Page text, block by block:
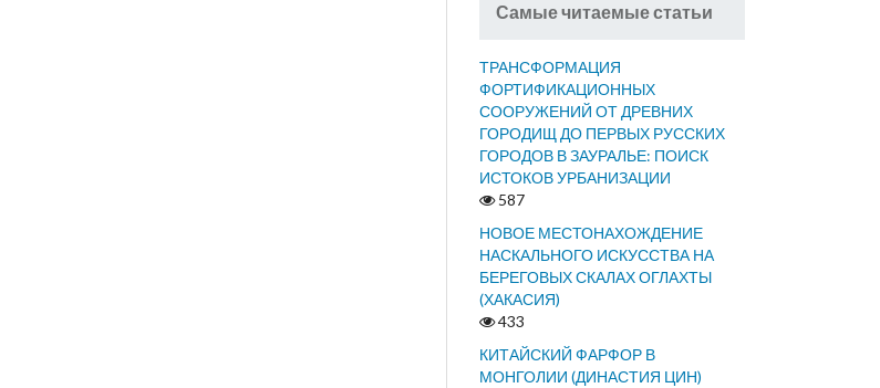
Самые читаемые статьи
ТРАНСФОРМАЦИЯ
ФОРТИФИКАЦИОННЫХ
СООРУЖЕНИЙ ОТ ДРЕВНИХ
ГОРОДИЩ ДО ПЕРВЫХ РУССКИХ
ГОРОДОВ В ЗАУРАЛЬЕ: ПОИСК
ИСТОКОВ УРБАНИЗАЦИИ
587
НОВОЕ МЕСТОНАХОЖДЕНИЕ
НАСКАЛЬНОГО ИСКУССТВА НА
БЕРЕГОВЫХ СКАЛАХ ОГЛАХТЫ
(ХАКАСИЯ)
433
КИТАЙСКИЙ ФАРФОР В
МОНГОЛИИ (ДИНАСТИЯ ЦИН)